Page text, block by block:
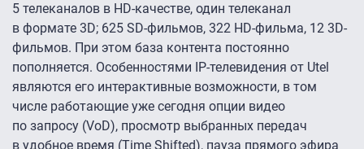
5 телеканалов в HD-качестве, один телеканал
в формате 3D; 625 SD-фильмов, 322 HD-фильма, 12 3D-
фильмов. При этом база контента постоянно
пополняется. Особенностями IP-телевидения от Utel
являются его интерактивные возможности, в том
числе работающие уже сегодня опции видео
по запросу (VoD), просмотр выбранных передач
в удобное время (Time Shifted), пауза прямого эфира